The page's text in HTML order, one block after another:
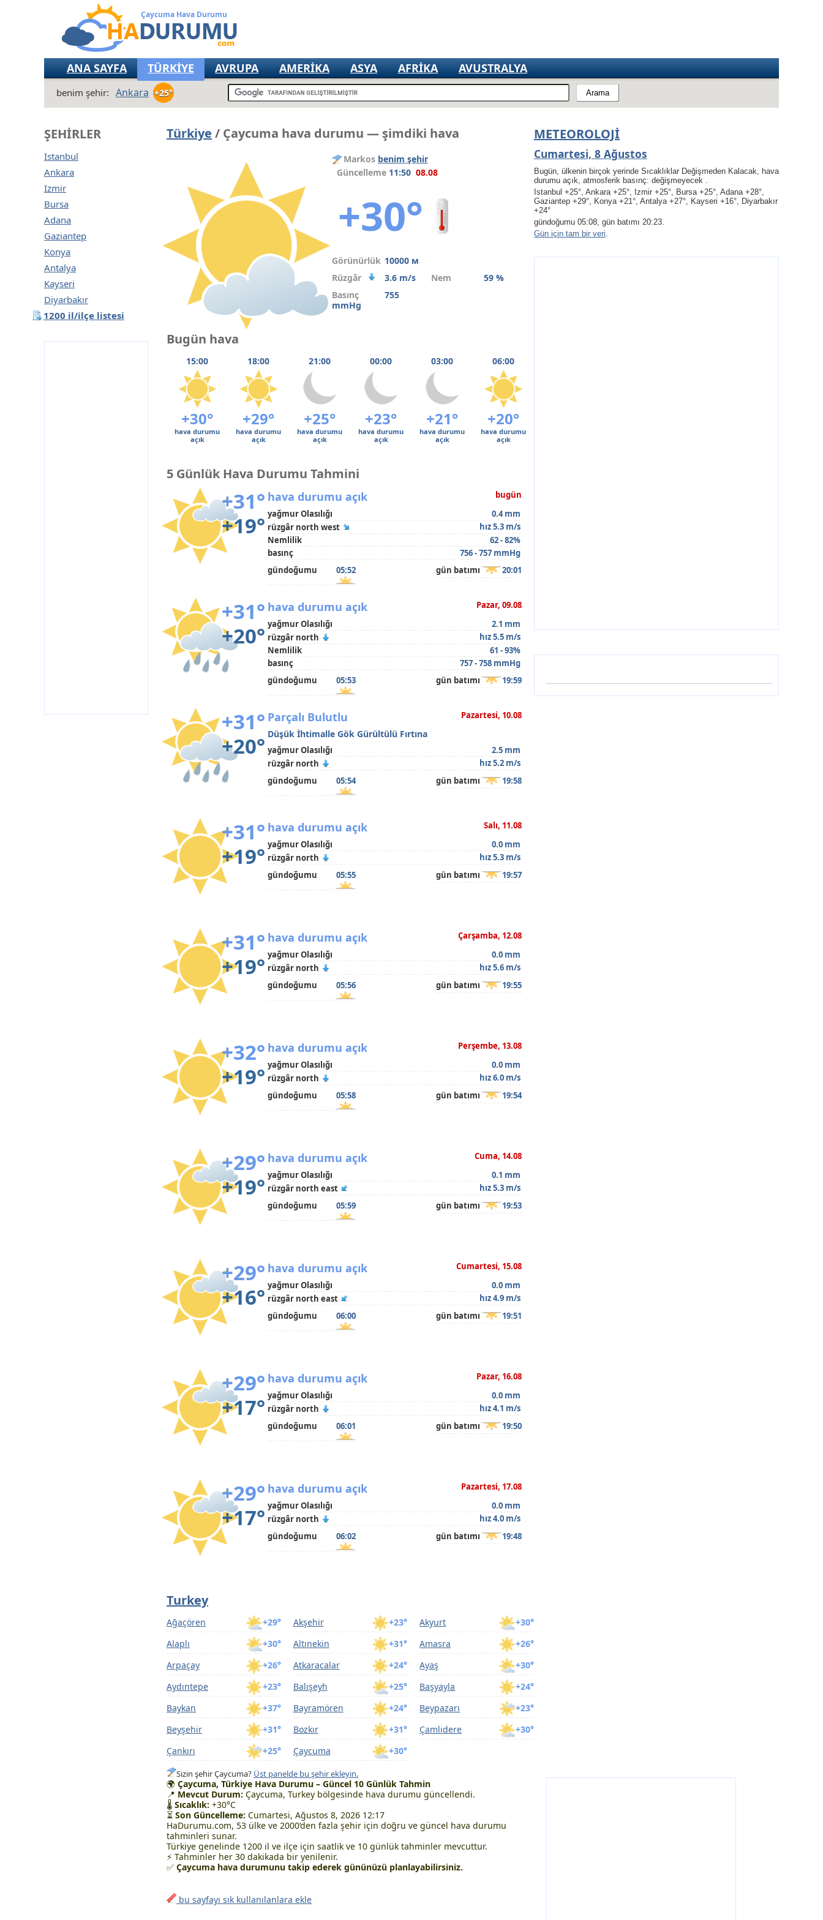
Çaycuma Hava Durumu
ANA SAYFA TÜRKİYE AVRUPA AMERIKA ASYA AFRIKA AVUSTRALYA
benim şehir: Ankara +25°
ŞEHIRLER
Istanbul
Ankara
Izmir
Bursa
Adana
Gaziantep
Konya
Antalya
Kayseri
Diyarbakır
1200 il/ilçe listesi
Türkiye / Çaycuma hava durumu — şimdiki hava
Markos benim şehir
Güncelleme 11:50 08.08
+30°
Görünürlük 10000 м
Rüzgâr
3.6 m/s Nem
59 %
Basınç
755
mmHg
Bugün hava
15:00 18:00 21:00 00:00 03:00 06:00
+30° +29° +25° +23° +21° +20°
hava durumu
açık
hava durumu
açık
hava durumu
açık
hava durumu
açık
hava durumu
açık
hava durumu
açık
5 Günlük Hava Durumu Tahmini
+31°
+19°
bugün
hava durumu açık
yağmur Olasılığı
0.4 mm
rüzgâr north west
hız 5.3 m/s
Nemlilik
62 - 82%
basınç
756 - 757 mmHg
gündoğumu
05:52 gün batımı 20:01
+31°
+20°
Pazar, 09.08
hava durumu açık
yağmur Olasılığı
2.1 mm
rüzgâr north
hız 5.5 m/s
Nemlilik
61 - 93%
basınç
757 - 758 mmHg
gündoğumu
05:53 gün batımı 19:59
+31°
+20°
Pazartesi, 10.08
Parçalı Bulutlu
Düşük İhtimalle Gök Gürültülü Fırtına
yağmur Olasılığı
2.5 mm
rüzgâr north
hız 5.2 m/s
gündoğumu
05:54 gün batımı 19:58
+31°
+19°
Salı, 11.08
hava durumu açık
yağmur Olasılığı
0.0 mm
rüzgâr north
hız 5.3 m/s
gündoğumu
05:55 gün batımı 19:57
+31°
+19°
Çarşamba, 12.08
hava durumu açık
yağmur Olasılığı
0.0 mm
rüzgâr north
hız 5.6 m/s
gündoğumu
05:56 gün batımı 19:55
+32°
+19°
Perşembe, 13.08
hava durumu açık
yağmur Olasılığı
0.0 mm
rüzgâr north
hız 6.0 m/s
gündoğumu
05:58 gün batımı 19:54
+29°
+19°
Cuma, 14.08
hava durumu açık
yağmur Olasılığı
0.1 mm
rüzgâr north east
hız 5.3 m/s
gündoğumu
05:59 gün batımı 19:53
+29°
+16°
Cumartesi, 15.08
hava durumu açık
yağmur Olasılığı
0.0 mm
rüzgâr north east
hız 4.9 m/s
gündoğumu
06:00 gün batımı 19:51
+29°
+17°
Pazar, 16.08
hava durumu açık
yağmur Olasılığı
0.0 mm
rüzgâr north
hız 4.1 m/s
gündoğumu
06:01 gün batımı 19:50
+29°
+17°
Pazartesi, 17.08
hava durumu açık
yağmur Olasılığı
0.0 mm
rüzgâr north
hız 4.0 m/s
gündoğumu
06:02 gün batımı 19:48
Turkey
+29°
Ağaçören +23°
Akşehir +30°
Akyurt
+30°
Alaplı +31°
Altınekin +26°
Amasra
+26°
Arpaçay +24°
Atkaracalar +30°
Ayaş
+23°
Aydıntepe +25°
Balışeyh +24°
Başyayla
+37°
Baykan +24°
Bayramören +23°
Beypazarı
+31°
Beyşehir +31°
Bozkır +30°
Çamlıdere
+25°
Çankırı +30°
Çaycuma
Sizin şehir Çaycuma? Üst panelde bu şehir ekleyin.
🌍 Çaycuma, Türkiye Hava Durumu – Güncel 10 Günlük Tahmin
📍 Mevcut Durum: Çaycuma, Turkey bölgesinde hava durumu güncellendi.
🌡 Sıcaklık: +30°C
⏳ Son Güncelleme: Cumartesi, Ağustos 8, 2026 12:17
HaDurumu.com, 53 ülke ve 2000’den fazla şehir için doğru ve güncel hava durumu
tahminleri sunar.
Türkiye genelinde 1200 il ve ilçe için saatlik ve 10 günlük tahminler mevcuttur.
⚡ Tahminler her 30 dakikada bir yenilenir.
✅ Çaycuma hava durumunu takip ederek gününüzü planlayabilirsiniz.
bu sayfayı sık kullanılanlara ekle
METEOROLOJI
Cumartesi, 8 Ağustos
Bugün, ülkenin birçok yerinde Sıcaklıklar Değişmeden Kalacak, hava
durumu açık, atmosferik basınç: değişmeyecek .
Istanbul +25°, Ankara +25°, Izmir +25°, Bursa +25°, Adana +28°,
Gaziantep +29°, Konya +21°, Antalya +27°, Kayseri +16°, Diyarbakır
+24°
gündoğumu 05:08, gün batımı 20:23.
Gün için tam bir veri.